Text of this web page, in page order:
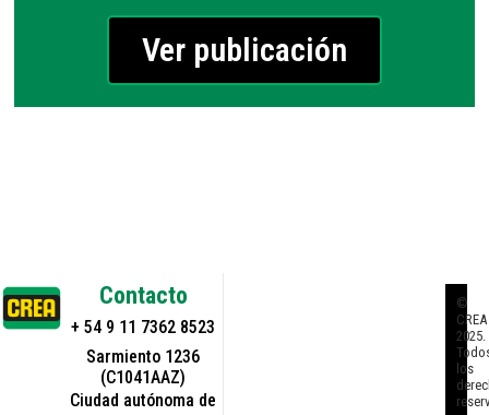
Ver publicación
Contacto
+ 54 9 11 7362 8523
Sarmiento 1236
(C1041AAZ)
Ciudad autónoma de
©
CREA
2025.
los